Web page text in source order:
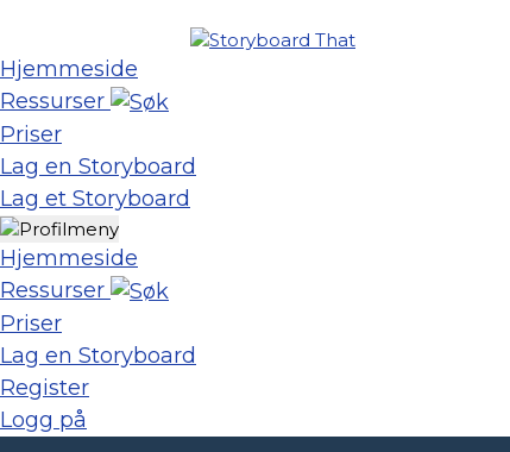
Hjemmeside
Ressurser
Priser
Lag en Storyboard
Lag et Storyboard
Hjemmeside
Ressurser
Priser
Lag en Storyboard
Register
Logg på